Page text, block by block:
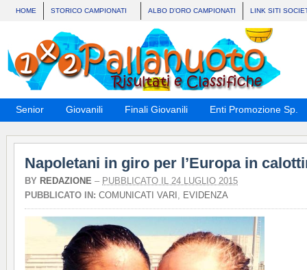
HOME STORICO CAMPIONATI ALBO D’ORO CAMPIONATI LINK SITI
Senior Giovanili Finali Giovanili Enti Promozione Sp.
Napoletani in giro per l’Europa in
BY REDAZIONE – PUBBLICATO IL 24 LUGLIO 2015
PUBBLICATO IN: COMUNICATI VARI , EVIDENZA